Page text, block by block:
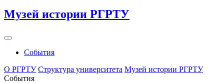
Музей истории РГРТУ
События
О РГРТУ Структура университета Музей истории РГРТУ
События